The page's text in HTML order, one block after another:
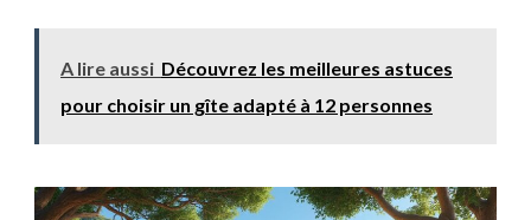
A lire aussi Découvrez les meilleures astuces
pour choisir un gîte adapté à 12 personnes